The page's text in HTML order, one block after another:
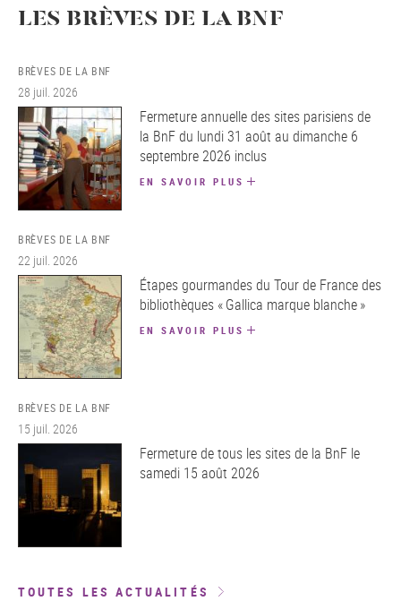
LES BRÈVES DE LA BNF
BRÈVES DE LA BNF
28 juil. 2026
Fermeture annuelle des sites parisiens de
la BnF du lundi 31 août au dimanche 6
septembre 2026 inclus
EN SAVOIR PLUS
BRÈVES DE LA BNF
22 juil. 2026
Étapes gourmandes du Tour de France des
bibliothèques « Gallica marque blanche »
EN SAVOIR PLUS
BRÈVES DE LA BNF
15 juil. 2026
Fermeture de tous les sites de la BnF le
samedi 15 août 2026
TOUTES LES ACTUALITÉS